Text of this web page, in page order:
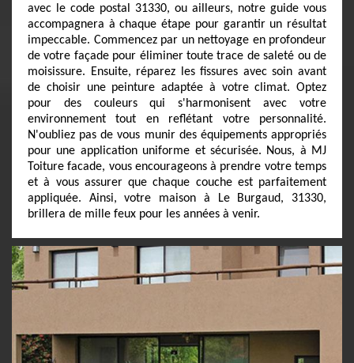
avec le code postal 31330, ou ailleurs, notre guide vous
accompagnera à chaque étape pour garantir un résultat
impeccable. Commencez par un nettoyage en profondeur
de votre façade pour éliminer toute trace de saleté ou de
moisissure. Ensuite, réparez les fissures avec soin avant
de choisir une peinture adaptée à votre climat. Optez
pour des couleurs qui s'harmonisent avec votre
environnement tout en reflétant votre personnalité.
N'oubliez pas de vous munir des équipements appropriés
pour une application uniforme et sécurisée. Nous, à MJ
Toiture facade, vous encourageons à prendre votre temps
et à vous assurer que chaque couche est parfaitement
appliquée. Ainsi, votre maison à Le Burgaud, 31330,
brillera de mille feux pour les années à venir.